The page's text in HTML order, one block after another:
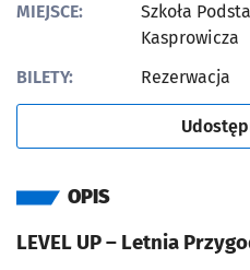
MIEJSCE:
Szkoła
Kasprowicza
BILETY:
Rezerwacja
OPIS
LEVEL UP – Letnia